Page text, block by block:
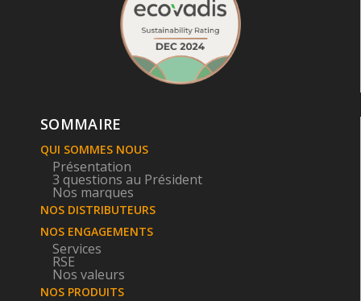
SOMMAIRE
QUI SOMMES NOUS
Présentation
3 questions au Président
Nos marques
NOS DISTRIBUTEURS
NOS ENGAGEMENTS
Services
RSE
Nos valeurs
NOS PRODUITS